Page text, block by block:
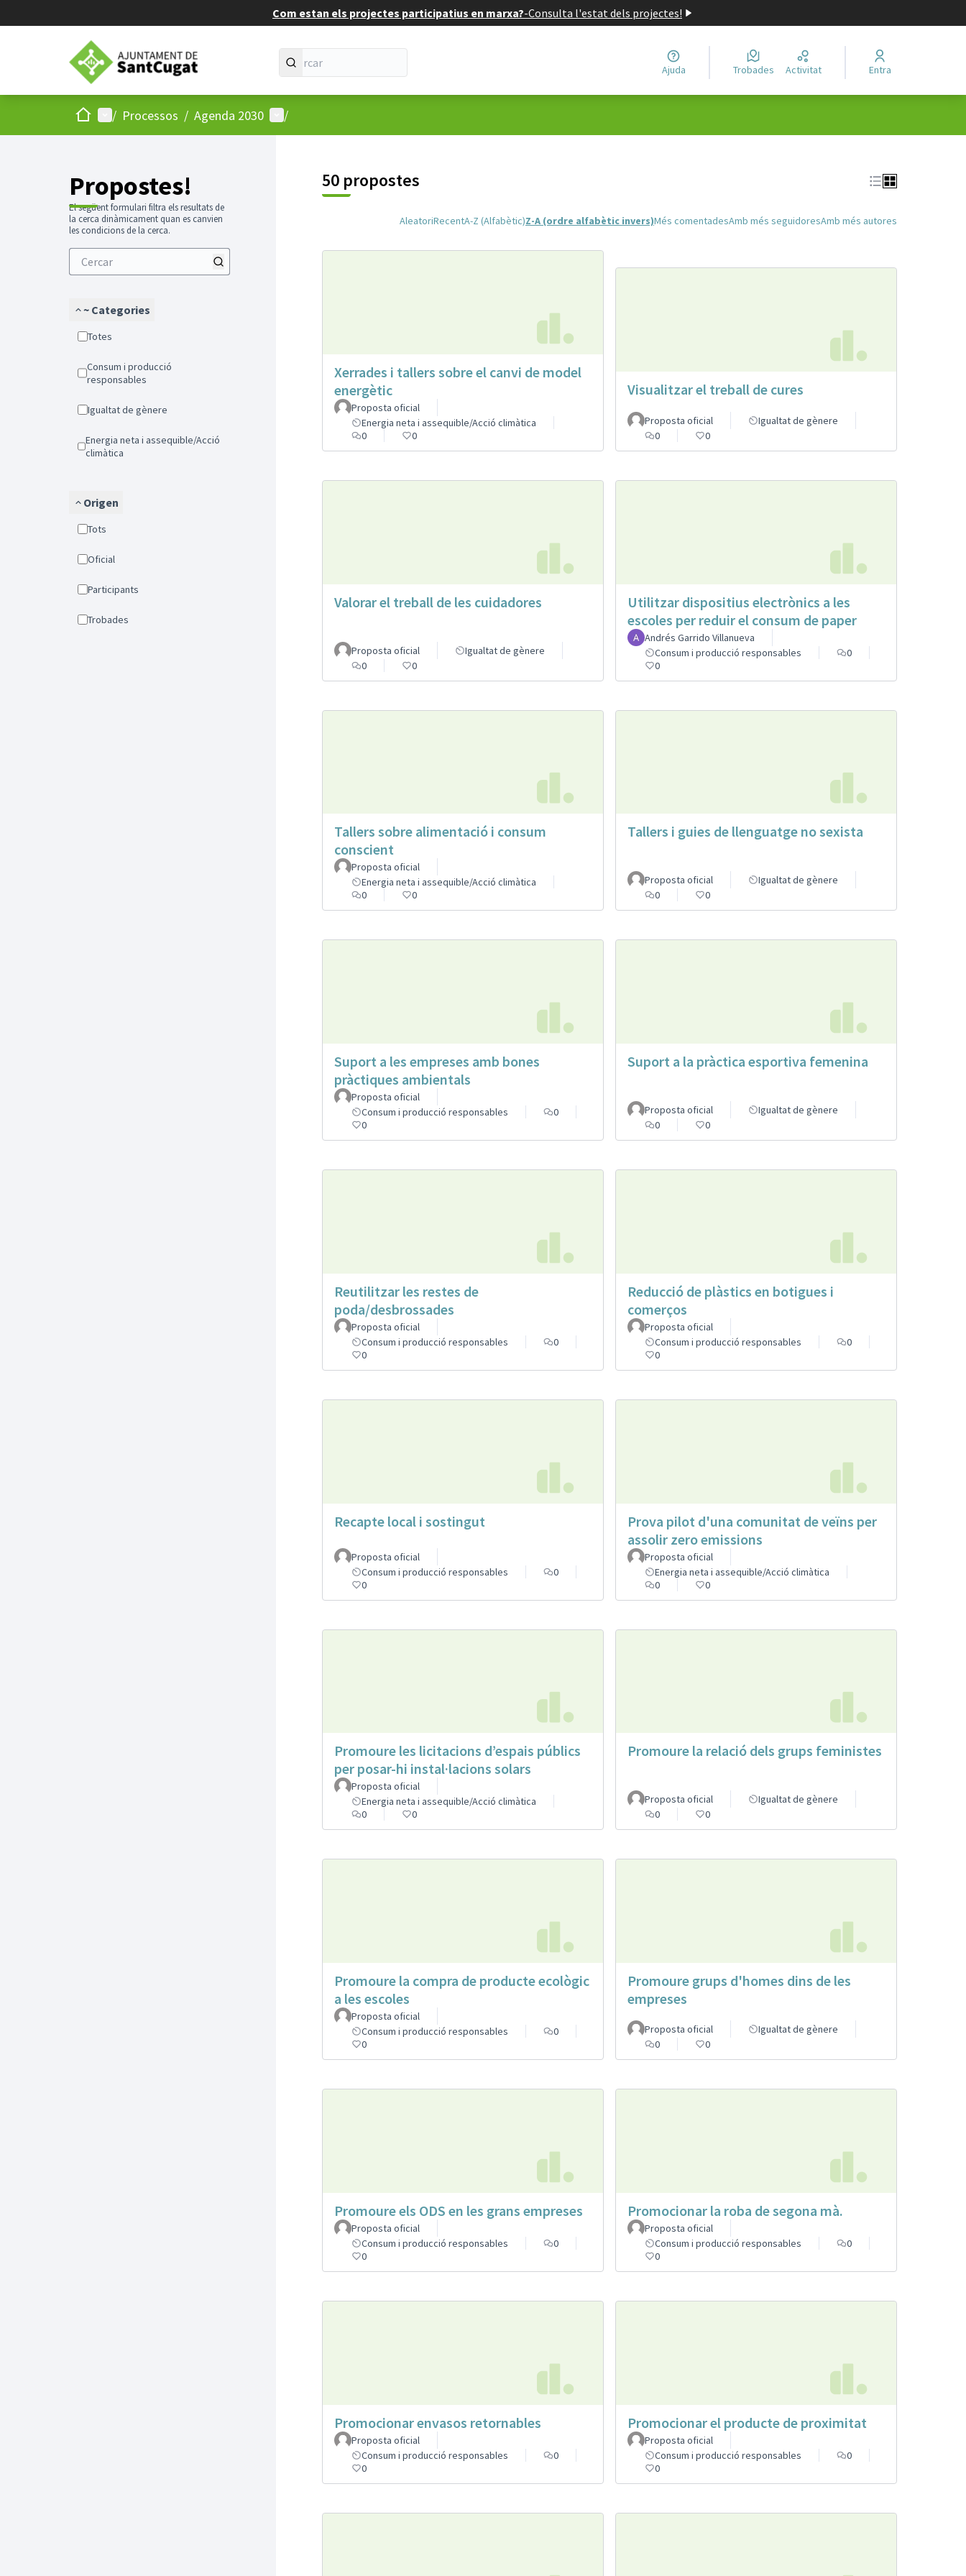
Com estan els projectes participatius en marxa?-Consulta l'estat dels projectes!
Ajuda Trobades Activitat Entra
Inici Menú principal
/ Processos / Agenda 2030 Menú d'usuari
/
Propostes!
El següent formulari filtra els resultats de
la cerca dinàmicament quan es canvien
les condicions de la cerca.
~ Categories
Totes
Consum i producció
responsables
Igualtat de gènere
Energia neta i assequible/Acció
climàtica
Origen
Tots
Oficial
Participants
Trobades
50 propostes
AleatoriRecentA-Z (Alfabètic)Z-A (ordre alfabètic invers)Més comentadesAmb més seguidoresAmb més autores
Xerrades i tallers sobre el canvi de model
energètic
Proposta oficial
Energia neta i assequible/Acció climàtica
0
0
Visualitzar el treball de cures
Proposta oficial
Igualtat de gènere
0
0
Valorar el treball de les cuidadores
Proposta oficial
Igualtat de gènere
0
0
Utilitzar dispositius electrònics a les
escoles per reduir el consum de paper
Andrés Garrido Villanueva
Consum i producció responsables
0
0
Tallers sobre alimentació i consum
conscient
Proposta oficial
Energia neta i assequible/Acció climàtica
0
0
Tallers i guies de llenguatge no sexista
Proposta oficial
Igualtat de gènere
0
0
Suport a les empreses amb bones
pràctiques ambientals
Proposta oficial
Consum i producció responsables
0
0
Suport a la pràctica esportiva femenina
Proposta oficial
Igualtat de gènere
0
0
Reutilitzar les restes de
poda/desbrossades
Proposta oficial
Consum i producció responsables
0
0
Reducció de plàstics en botigues i
comerços
Proposta oficial
Consum i producció responsables
0
0
Recapte local i sostingut
Proposta oficial
Consum i producció responsables
0
0
Prova pilot d'una comunitat de veïns per
assolir zero emissions
Proposta oficial
Energia neta i assequible/Acció climàtica
0
0
Promoure les licitacions d’espais públics
per posar-hi instal·lacions solars
Proposta oficial
Energia neta i assequible/Acció climàtica
0
0
Promoure la relació dels grups feministes
Proposta oficial
Igualtat de gènere
0
0
Promoure la compra de producte ecològic
a les escoles
Proposta oficial
Consum i producció responsables
0
0
Promoure grups d'homes dins de les
empreses
Proposta oficial
Igualtat de gènere
0
0
Promoure els ODS en les grans empreses
Proposta oficial
Consum i producció responsables
0
0
Promocionar la roba de segona mà.
Proposta oficial
Consum i producció responsables
0
0
Promocionar envasos retornables
Proposta oficial
Consum i producció responsables
0
0
Promocionar el producte de proximitat
Proposta oficial
Consum i producció responsables
0
0